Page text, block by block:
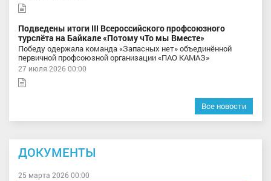
Подведены итоги III Всероссийского профсоюзного
турслёта на Байкале «Потому чТо мы Вместе»
Победу одержала команда «Запасных нет» объединённой
первичной профсоюзной организации «ПАО КАМАЗ»
27 июля 2026 00:00
Все новости
ДОКУМЕНТЫ
25 марта 2026 00:00